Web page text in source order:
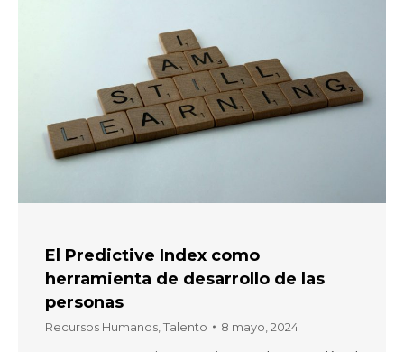
El Predictive Index como
herramienta de desarrollo de las
personas
Recursos Humanos Talento 8 mayo, 2024